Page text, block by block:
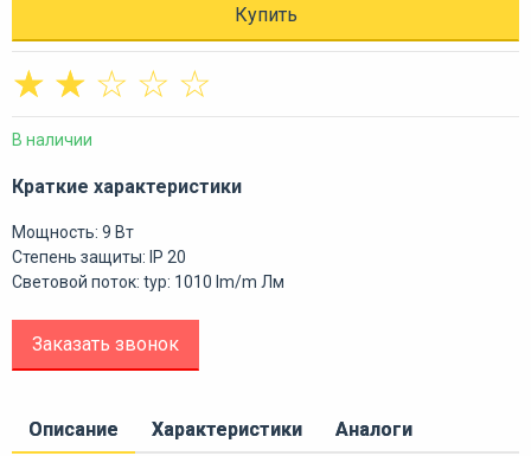
Купить
☆
☆
☆
☆
☆
В наличии
Краткие характеристики
Мощность: 9 Вт
Степень защиты: IP 20
Световой поток: typ: 1010 lm/m Лм
Заказать звонок
Описание Характеристики Аналоги